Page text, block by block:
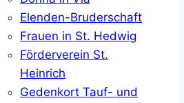
Elenden-Bruderschaft
Frauen in St. Hedwig
Förderverein St.
Heinrich
Gedenkort Tauf- und